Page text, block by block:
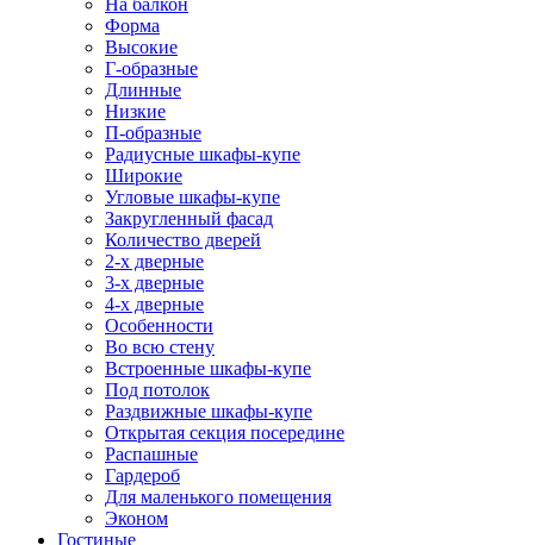
На балкон
Форма
Высокие
Г-образные
Длинные
Низкие
П-образные
Радиусные шкафы-купе
Широкие
Угловые шкафы-купе
Закругленный фасад
Количество дверей
2-х дверные
3-х дверные
4-х дверные
Особенности
Во всю стену
Встроенные шкафы-купе
Под потолок
Раздвижные шкафы-купе
Открытая секция посередине
Распашные
Гардероб
Для маленького помещения
Эконом
Гостиные